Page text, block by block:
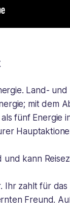
Land-
mit dem
fünf Energie
und kann
Ihr zahlt für
Freund.